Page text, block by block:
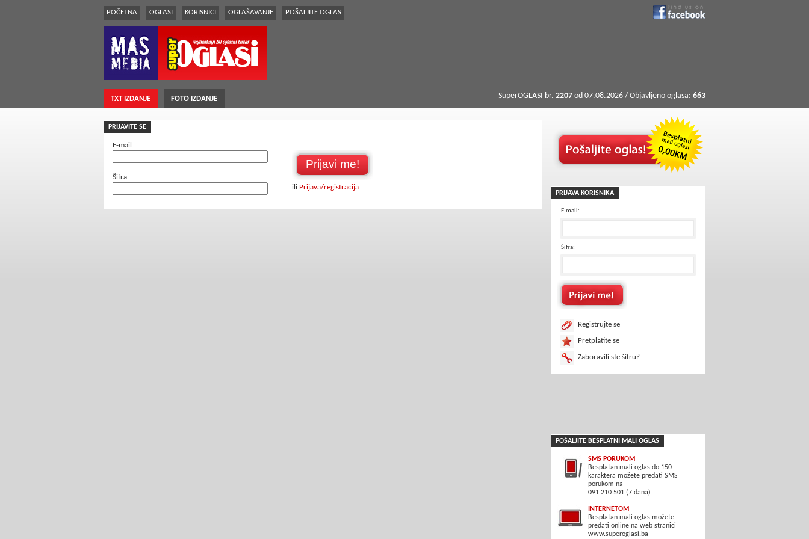
POČETNA OGLASI KORISNICI OGLAŠAVANJE POŠALJITE OGLAS
TXT IZDANJE FOTO IZDANJE SuperOGLASI br. 2207 od 07.08.2026 / Objavljeno oglasa: 663
PRIJAVITE SE
E-mail
Šifra
Prijavi me!
ili Prijava/registracija
PRIJAVA KORISNIKA
E-mail:
Šifra:
Registrujte se
Pretplatite se
Zaboravili ste šifru?
POŠALJITE BESPLATNI MALI OGLAS
SMS PORUKOM
Besplatan mali oglas do 150
karaktera možete predati SMS
porukom na
091 210 501 (7 dana)
INTERNETOM
Besplatan mali oglas možete
predati online na web stranici
www.superoglasi.ba